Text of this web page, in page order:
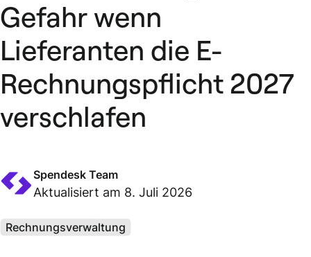
Gefahr wenn
Lieferanten die E-
Rechnungspflicht 2027
verschlafen
Spendesk Team
Aktualisiert am 8. Juli 2026
Rechnungsverwaltung